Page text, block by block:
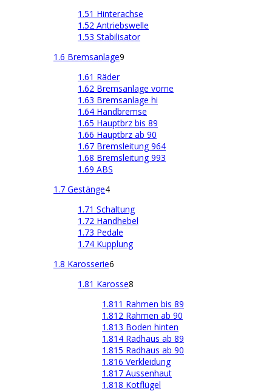
1.51 Hinterachse
1.52 Antriebswelle
1.53 Stabilisator
1.6 Bremsanlage9
1.61 Räder
1.62 Bremsanlage vorne
1.63 Bremsanlage hi
1.64 Handbremse
1.65 Hauptbrz bis 89
1.66 Hauptbrz ab 90
1.67 Bremsleitung 964
1.68 Bremsleitung 993
1.69 ABS
1.7 Gestänge4
1.71 Schaltung
1.72 Handhebel
1.73 Pedale
1.74 Kupplung
1.8 Karosserie6
1.81 Karosse8
1.811 Rahmen bis 89
1.812 Rahmen ab 90
1.813 Boden hinten
1.814 Radhaus ab 89
1.815 Radhaus ab 90
1.816 Verkleidung
1.817 Aussenhaut
1.818 Kotflügel